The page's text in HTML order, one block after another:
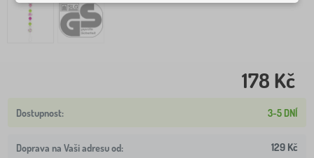
178 Kč
3-5 DNÍ
Doprava na Vaši adresu od: 129 Kč